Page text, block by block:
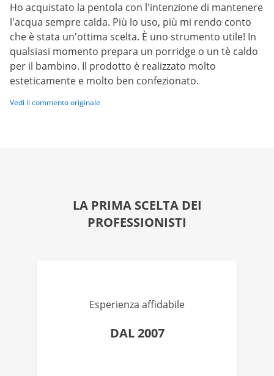
Ho acquistato la pentola con l'intenzione di mantenere
l'acqua sempre calda. Più lo uso, più mi rendo conto
che è stata un'ottima scelta. È uno strumento utile! In
qualsiasi momento prepara un porridge o un tè caldo
per il bambino. Il prodotto è realizzato molto
esteticamente e molto ben confezionato.
Vedi il commento originale
LA PRIMA SCELTA DEI
PROFESSIONISTI
Esperienza affidabile
DAL 2007